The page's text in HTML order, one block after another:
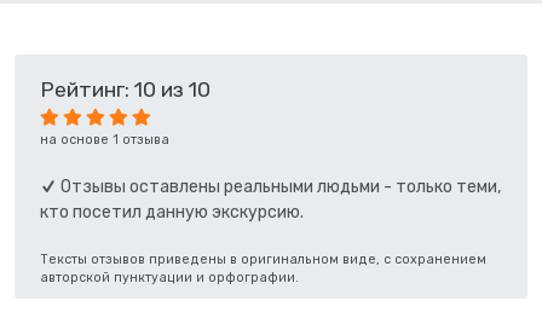
Рейтинг: 10 из 10
на основе 1 отзыва
Отзывы оставлены реальными людьми - только теми,
кто посетил данную экскурсию.
Тексты отзывов приведены в оригинальном виде, с сохранением
авторской пунктуации и орфографии.